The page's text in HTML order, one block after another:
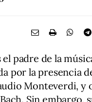
padre de la
por la presencia
Monteverdi, y
Sin